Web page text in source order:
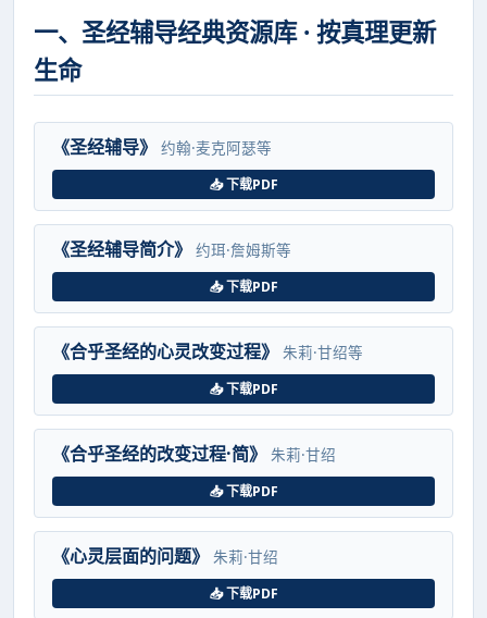
一、圣经辅导经典资源库 · 按真理更新
生命
《圣经辅导》 约翰·麦克阿瑟等
📥 下载PDF
《圣经辅导简介》 约珥·詹姆斯等
📥 下载PDF
《合乎圣经的心灵改变过程》 朱莉·甘绍等
📥 下载PDF
《合乎圣经的改变过程·简》 朱莉·甘绍
📥 下载PDF
《心灵层面的问题》 朱莉·甘绍
📥 下载PDF